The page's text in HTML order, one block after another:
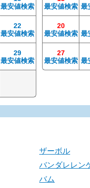
最安値検索
22
最安値検索
29
最安値検索
最安値検索 最
20
最安値検索 最
27
最安値検索 最
ザーボル
バンダレレン
バム